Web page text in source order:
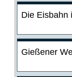
Die Eisbahn
Gießener